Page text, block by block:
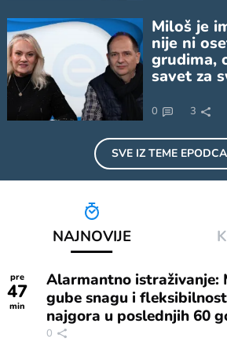
Miloš je
nije ni
grudima,
savet za
0 3
SVE IZ TEME
NAJNOVIJE
pre
47
min
Alarmantno istraživanje:
gube snagu i
najgora u poslednjih 60
0